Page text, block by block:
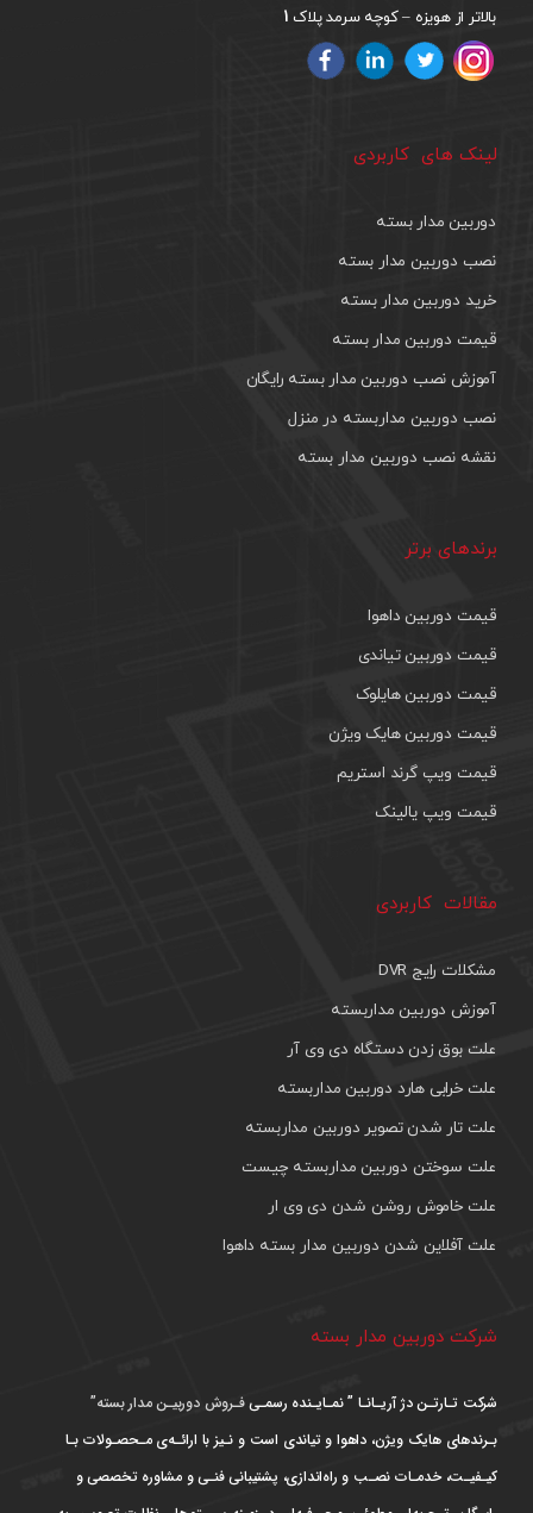
بالاتر از هویزه – کوچه سرمد پلاک 1
لینک های کاربردی
دوربین مدار بسته
نصب دوربین مدار بسته
خرید دوربین مدار بسته
قیمت دوربین مدار بسته
آموزش نصب دوربین مدار بسته رایگان
نصب دوربین مداربسته در منزل
نقشه نصب دوربین مدار بسته
برندهای برتر
قیمت دوربین داهوا
قیمت دوربین تیاندی
قیمت دوربین هایلوک
قیمت دوربین هایک ویژن
قیمت ویپ گرند استریم
قیمت ویپ یالینک
مقالات کاربردی
مشکلات رایج DVR
آموزش دوربین مداربسته
علت بوق زدن دستگاه دی وی آر
علت خرابی هارد دوربین مداربسته
علت تار شدن تصویر دوربین مداربسته
علت سوختن دوربین مداربسته چیست
علت خاموش روشن شدن دی وی ار
علت آفلاین شدن دوربین مدار بسته داهوا
شرکت دوربین مدار بسته
شرکت تـارتـن دژ آریـانـا ” نمـایـنده رسمـیفـروش دوربیـن مدار بسته”
بـرندهای هایک ویژن، داهوا و تیاندی است و نـیز با ارائـه‌ی مـحصـولات بـا
کیـفیـت، خدمـات نصـب و راه‌اندازی، پشتیبانی فنـی و مشاوره تخصصی و